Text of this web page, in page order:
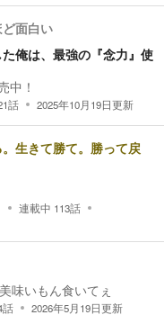
面白い
俺は、最強の『念力』使
中！
話 2025年10月19日更新
生きて勝て。勝って戻
連載中 113話
美味いもん食いてぇ
話 2026年5月19日更新